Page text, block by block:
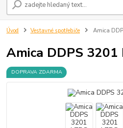
Úvod Vestavné spotřebiče Amica
Amica DDPS 3201
DOPRAVA ZDARMA